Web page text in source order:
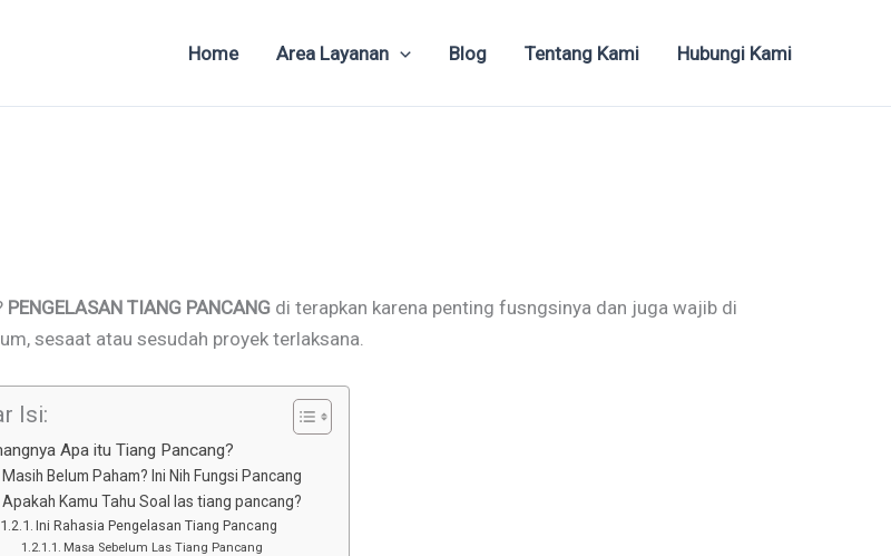
Home Area Layanan Blog Tentang Kami Hubungi Kami
PENGELASAN TIANG PANCANG di terapkan karena penting fusngsinya dan juga wajib di
sesaat atau sesudah proyek terlaksana.
Isi:
Apa itu Tiang Pancang?
Masih Belum Paham? Ini Nih Fungsi Pancang
Apakah Kamu Tahu Soal las tiang pancang?
Ini Rahasia Pengelasan Tiang Pancang
Masa Sebelum Las Tiang Pancang